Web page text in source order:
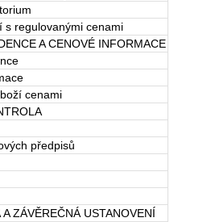
s regulovanými cenami
A CENOVÉ INFORMACE
cenami
předpisů
ZÁVĚREČNÁ USTANOVENÍ
"náhradě
škod"